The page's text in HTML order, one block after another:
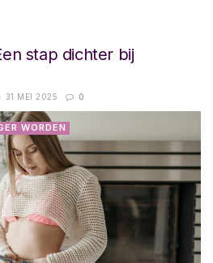
stap dichter bij
31 MEI 2025 0
WORDEN